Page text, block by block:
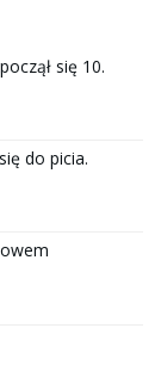
się 10.
do picia.